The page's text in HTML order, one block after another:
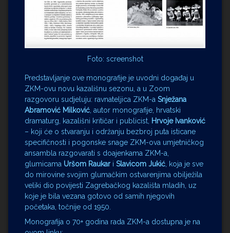
Foto: screenshot
Predstavljanje ove monografije je uvodni događaj u
ZKM-ovu novu kazališnu sezonu, a u Zoom
razgovoru sudjeluju: ravnateljica ZKM-a Snježana
Abramović Milković , autor monografije, hrvatski
dramaturg, kazališni kritičar i publicist, Hrvoje Ivanković
– koji će o stvaranju i održanju bezbroj puta isticane
specifičnosti i pogonske snage ZKM-ova umjetničkog
ansambla razgovarati s doajenkama ZKM-a,
glumicama Uršom Raukari Slavicom Jukić , koja je sve
do mirovine svojim glumačkim ostvarenjima obilježila
veliki dio povijesti Zagrebačkog kazališta mladih, uz
koje je bila vezana gotovo od samih njegovih
početaka, točnije od 1950.
Monografija o 70+ godina rada ZKM-a dostupna je na